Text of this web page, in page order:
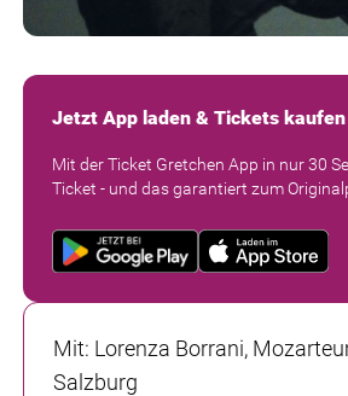
Jetzt App laden & Tickets kaufen
Mit der Ticket Gretchen App in nur 30
Ticket - und das garantiert zum
Mit: Lorenza Borrani,
Salzburg